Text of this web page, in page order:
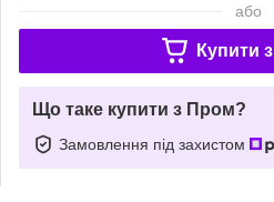
або
Купити з
Що таке купити з Пром?
Замовлення під захистом